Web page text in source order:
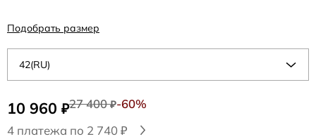
10 960 ₽27 400₽-60%
4 платежа по 2 740 ₽
42(RU)
Подобрать размер